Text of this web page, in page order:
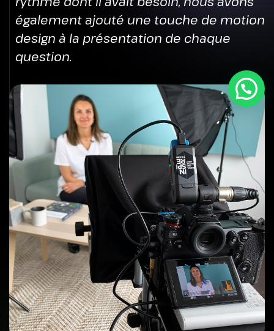
également ajouté une touche de motion
design à la présentation de chaque
question.